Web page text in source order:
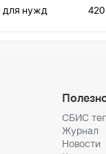
для нужд
420
СБИС
Журнал
Новости